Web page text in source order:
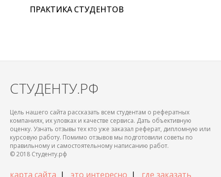
ПРАКТИКА СТУДЕНТОВ
СТУДЕНТУ.РФ
Цель нашего сайта рассказать всем студентам о рефератных
компаниях, их уловках и качестве сервиса. Дать объективную
оценку. Узнать отзывы тех кто уже заказал реферат, дипломную или
курсовую работу. Помимо отзывов мы подготовили советы по
правильному и самостоятельному написанию работ.
© 2018 Студенту.рф
карта сайта | это интересно | где заказать